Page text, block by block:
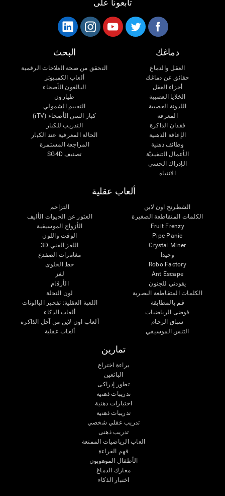
تابعونا على
دماغك
العقل والدماغ
حقائق عن دماغك
أجزاء العقل
الخلايا العصبية
اللدونة العصبية
المعرفة
فقدان الذاكرة
الإعاقة الذهنية
وظائف ذهنية
الأعمال التنفيذيّة
الإدراك الحسى
الانتباه
البحث
التحقق من صحة العلاجات الرقمية
ألعاب الكمبيوتر
البالغون الأصحاء
طيارون
التقييم الشمولي
كبار السن الأصحاء (iTV)
التدريب للكبار
الحالة المعرفية عند الكبار
المراجعة المستمرة
تصنيف SG4D
ألعاب عقلية
الشطرنج اون لاين
الكلمات المتقاطعة الصغيرة
Fruit Frenzy
Pipe Panic
Crystal Miner
وحيدا
Robo Factory
Ant Escape
يقودني للجنون
الكلمات المتقاطعة البصرية
قم بالمطابقة
فوضى الرياضيات
سباق الرخام
التنس الموسيقي
التزاحم
العثور عن الحيوات الأليف
الأزواج الموسيقية
الوقت واللون
اللغز الفني 3D
مغامرات الضفدع
خط الحلوى
لغز
الأرقام
لون النحلة
اللعبة العقلية: تفجير البالونات
ألعاب الذكاء
ألعاب اون لاين من آجل الذاكرة
ألعاب عقلية
تمارين
براءة اختراع
البائعين
تطور إدراكى
تدريبات ذهنية
اختبارات ذهنية
تدريبات ذهنية
تدريب عقلي شخصي
تدريب ذهنى
العاب الرياضيات الممتعة
فهم القراءة
الأطفال الموهوبون
معارك الدماغ
اختبار الذكاء